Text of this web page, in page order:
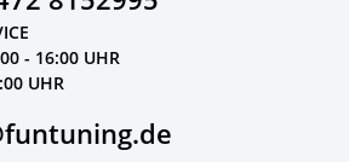
- 16:00 UHR
UHR